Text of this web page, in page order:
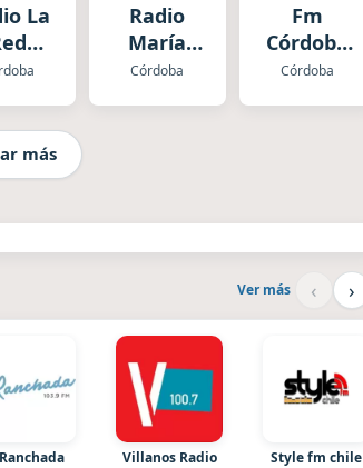
La
Radio
María
Argentina
Córdoba
Fm
Córdoba
Cadena
Córdoba
más
Ver más ‹ ›
Villanos Radio Style fm chile